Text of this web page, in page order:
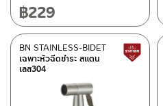
สถานะสินค้าขายปกติ
สินค้าลดราคา เคลียร์สต็อก(1)
มีสต็อกปกติ
฿229
เฉพาะหัวฉีดชำระ สแตน
เลส304
BN STAINLESS-BIDET